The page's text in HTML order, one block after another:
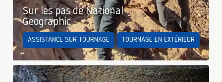
Sur les pas de National
Geographic
ASSISTANCE SUR TOURNAGE TOURNAGE EN EXTÉRIEUR